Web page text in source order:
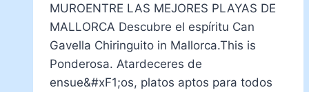
MUROENTRE LAS MEJORES PLAYAS DE
MALLORCA Descubre el espíritu Can
Gavella Chiringuito in Mallorca.This is
Ponderosa. Atardeceres de
ensue&#xF1;os, platos aptos para todos